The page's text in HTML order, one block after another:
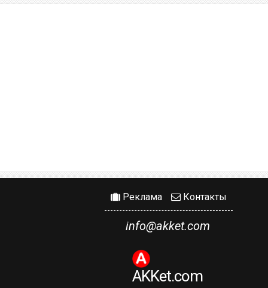
Реклама Контакты
info@akket.com
AKKet.com